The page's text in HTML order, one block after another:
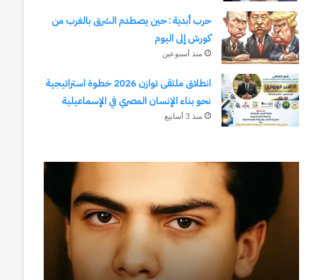
حرب أبدية : حين يصطدم الشرق بالغرب من
كورش إلى اليوم
منذ أسبوعين
انطلاق ملتقى توازن 2026 خطوة استراتيجية
نحو بناء الإنسان المصري في الإسماعيلية
منذ 3 أسابيع
مدرسةِ